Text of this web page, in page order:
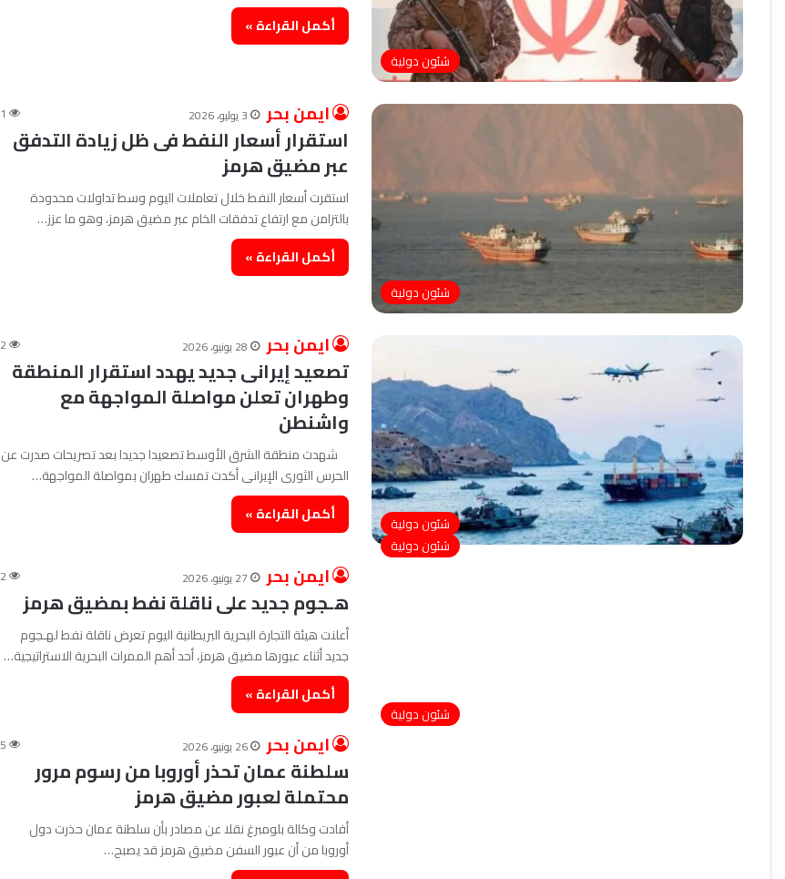
شئون دولية
أكمل القراءة »
شئون دولية
ايمن بحر 3 يوليو، 2026 1
استقرار أسعار النفط فى ظل زيادة التدفق
عبر مضيق هرمز
استقرت أسعار النفط خلال تعاملات اليوم وسط تداولات محدودة
بالتزامن مع ارتفاع تدفقات الخام عبر مضيق هرمز، وهو ما عزز…
أكمل القراءة »
شئون دولية
ايمن بحر 28 يونيو، 2026 2
تصعيد إيرانى جديد يهدد استقرار المنطقة
وطهران تعلن مواصلة المواجهة مع
واشنطن
شهدت منطقة الشرق الأوسط تصعيدا جديدا بعد تصريحات صدرت عن
الحرس الثورى الإيرانى أكدت تمسك طهران بمواصلة المواجهة…
أكمل القراءة »
شئون دولية
ايمن بحر 27 يونيو، 2026 2
هـجوم جديد على ناقلة نفط بمضيق هرمز
أعلنت هيئة التجارة البحرية البريطانية اليوم تعرض ناقلة نفط لهـجوم
جديد أثناء عبورها مضيق هرمز، أحد أهم الممرات البحرية الاستراتيجية…
أكمل القراءة »
شئون دولية
ايمن بحر 26 يونيو، 2026 5
سلطنة عمان تحذر أوروبا من رسوم مرور
محتملة لعبور مضيق هرمز
أفادت وكالة بلومبرغ نقلا عن مصادر بأن سلطنة عمان حذرت دول
أوروبا من أن عبور السفن مضيق هرمز قد يصبح…